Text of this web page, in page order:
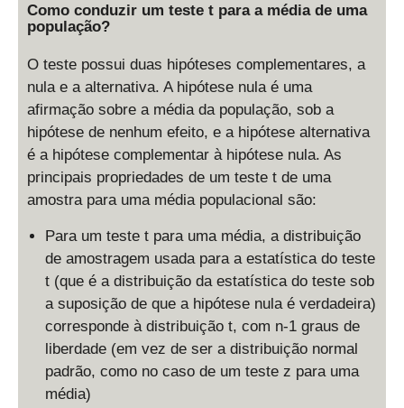
Como conduzir um teste t para a média de uma
população?
O teste possui duas hipóteses complementares, a
nula e a alternativa. A hipótese nula é uma
afirmação sobre a média da população, sob a
hipótese de nenhum efeito, e a hipótese alternativa
é a hipótese complementar à hipótese nula. As
principais propriedades de um teste t de uma
amostra para uma média populacional são:
Para um teste t para uma média, a distribuição
de amostragem usada para a estatística do teste
t (que é a distribuição da estatística do teste sob
a suposição de que a hipótese nula é verdadeira)
corresponde à distribuição t, com n-1 graus de
liberdade (em vez de ser a distribuição normal
padrão, como no caso de um teste z para uma
média)